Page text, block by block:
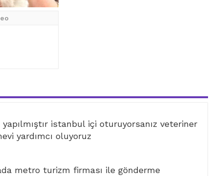
istanbul içi oturuyorsanız veteriner
yardımcı oluyoruz
metro turizm firması ile gönderme